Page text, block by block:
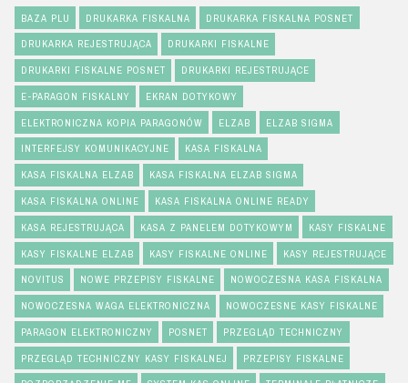
BAZA PLU DRUKARKA FISKALNA DRUKARKA FISKALNA POSNET
DRUKARKA REJESTRUJĄCA DRUKARKI FISKALNE
DRUKARKI FISKALNE POSNET DRUKARKI REJESTRUJĄCE
E-PARAGON FISKALNY EKRAN DOTYKOWY
ELEKTRONICZNA KOPIA PARAGONÓW ELZAB ELZAB SIGMA
INTERFEJSY KOMUNIKACYJNE KASA FISKALNA
KASA FISKALNA ELZAB KASA FISKALNA ELZAB SIGMA
KASA FISKALNA ONLINE KASA FISKALNA ONLINE READY
KASA REJESTRUJĄCA KASA Z PANELEM DOTYKOWYM KASY FISKALNE
KASY FISKALNE ELZAB KASY FISKALNE ONLINE KASY REJESTRUJĄCE
NOVITUS NOWE PRZEPISY FISKALNE NOWOCZESNA KASA FISKALNA
NOWOCZESNA WAGA ELEKTRONICZNA NOWOCZESNE KASY FISKALNE
PARAGON ELEKTRONICZNY POSNET PRZEGLĄD TECHNICZNY
PRZEGLĄD TECHNICZNY KASY FISKALNEJ PRZEPISY FISKALNE